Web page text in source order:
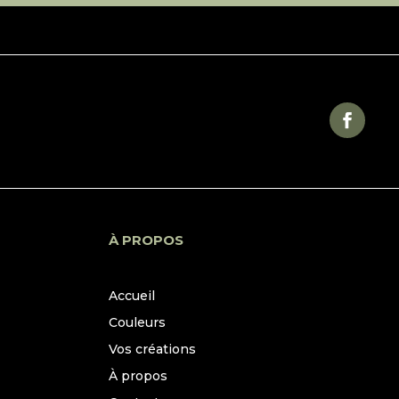
À PROPOS
Accueil
Couleurs
Vos créations
À propos